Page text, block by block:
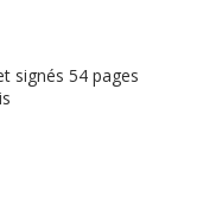
signés 54 pages